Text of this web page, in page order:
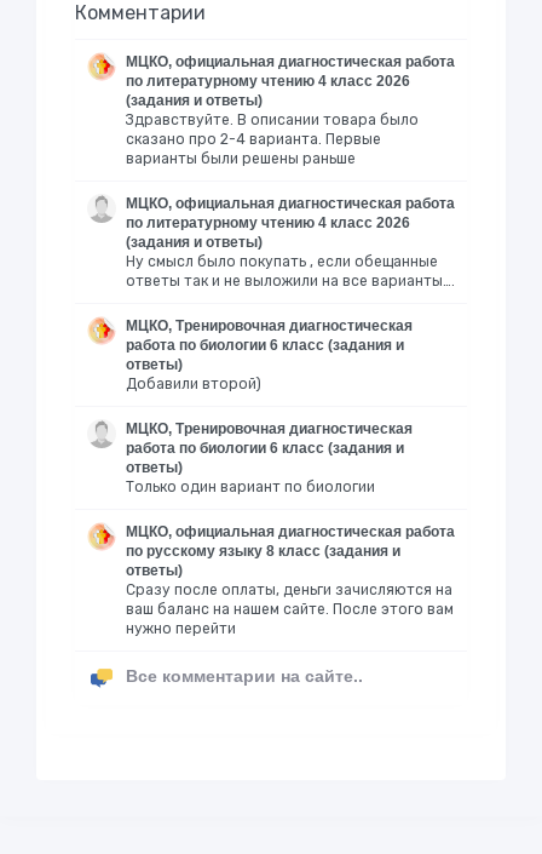
Комментарии
МЦКО, официальная диагностическая работа
по литературному чтению 4 класс 2026
(задания и ответы)
Здравствуйте. В описании товара было
сказано про 2-4 варианта. Первые
варианты были решены раньше
МЦКО, официальная диагностическая работа
по литературному чтению 4 класс 2026
(задания и ответы)
Ну смысл было покупать , если обещанные
ответы так и не выложили на все варианты….
МЦКО, Тренировочная диагностическая
работа по биологии 6 класс (задания и
ответы)
Добавили второй)
МЦКО, Тренировочная диагностическая
работа по биологии 6 класс (задания и
ответы)
Только один вариант по биологии
МЦКО, официальная диагностическая работа
по русскому языку 8 класс (задания и
ответы)
Сразу после оплаты, деньги зачисляются на
ваш баланс на нашем сайте. После этого вам
нужно перейти
Все комментарии на сайте..